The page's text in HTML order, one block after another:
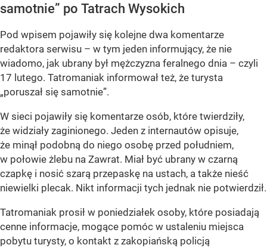
samotnie” po Tatrach Wysokich
Pod wpisem pojawiły się kolejne dwa komentarze
redaktora serwisu – w tym jeden informujący, że nie
wiadomo, jak ubrany był mężczyzna feralnego dnia – czyli
17 lutego. Tatromaniak informował też, że turysta
„poruszał się samotnie”.
W sieci pojawiły się komentarze osób, które twierdziły,
że widziały zaginionego. Jeden z internautów opisuje,
że minął podobną do niego osobę przed południem,
w połowie żlebu na Zawrat. Miał być ubrany w czarną
czapkę i nosić szarą przepaskę na ustach, a także nieść
niewielki plecak. Nikt informacji tych jednak nie potwierdził.
Tatromaniak prosił w poniedziałek osoby, które posiadają
cenne informacje, mogące pomóc w ustaleniu miejsca
pobytu turysty, o kontakt z zakopiańską policją